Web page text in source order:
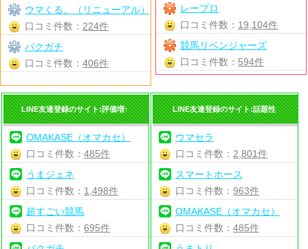
レープロ
口コミ件数： 19,104件
競馬リベンジャーズ
口コミ件数： 594件
ウマくる。（リニューアル）
口コミ件数： 224件
バクガチ
口コミ件数： 406件
LINE友達登録のサイト:評価増↑
OMAKASE（オマカセ）
口コミ件数：485件
うまジェネ
口コミ件数： 1,498件
超すごい競馬
口コミ件数：695件
LINE友達登録のサイト:話題性
ウマセラ
口コミ件数： 2,801件
スマートホース
口コミ件数： 963件
OMAKASE（オマカセ）
口コミ件数： 485件